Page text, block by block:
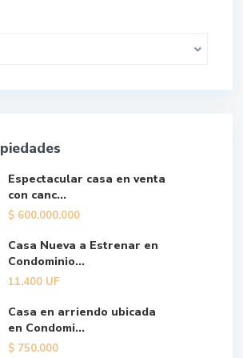
Espectacular casa en venta
con canc...
$ 600.000.000
Casa Nueva a Estrenar en
Condominio...
11.400 UF
Casa en arriendo ubicada
en Condomi...
$ 750.000